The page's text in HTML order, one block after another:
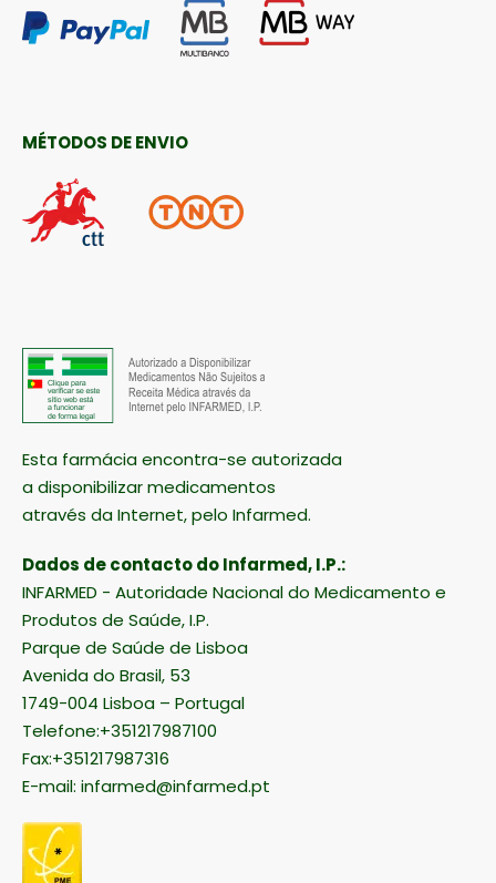
MÉTODOS DE ENVIO
Esta farmácia encontra-se autorizada
a disponibilizar medicamentos
através da Internet, pelo Infarmed.
Dados de contacto do Infarmed, I.P.:
INFARMED - Autoridade Nacional do Medicamento e
Produtos de Saúde, I.P.
Parque de Saúde de Lisboa
Avenida do Brasil, 53
1749-004 Lisboa – Portugal
Telefone:+351217987100
Fax:+351217987316
E-mail: infarmed@infarmed.pt